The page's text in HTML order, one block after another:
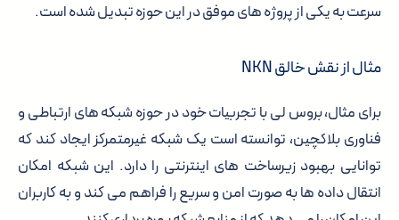
سرعت به یکی از پروژه های موفق در این حوزه تبدیل شده است.
مثال از نقش خالق NKN
برای مثال، بروس لی با تجربیات خود در حوزه شبکه های ارتباطی و
فناوری بلاکچین، توانسته است یک شبکه غیرمتمرکز ایجاد کند که
توانایی بهبود زیرساخت های اینترنتی را دارد. این شبکه امکان
انتقال داده ها به صورت امن و سریع را فراهم می کند و به کاربران